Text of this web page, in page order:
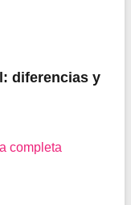
diferencias y